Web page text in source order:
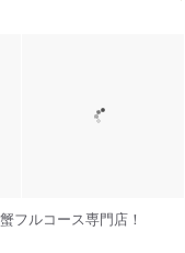
フルコース専門店！